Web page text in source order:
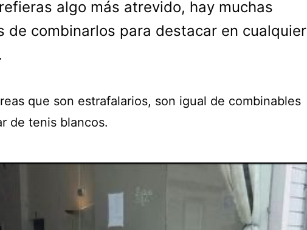
algo más atrevido, hay muchas
de combinarlos para destacar en cualquier
que son estrafalarios, son igual de combinables
de tenis blancos.